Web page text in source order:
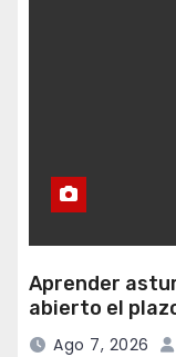
Aprender
abierto el
programa
Ago 7, 2026